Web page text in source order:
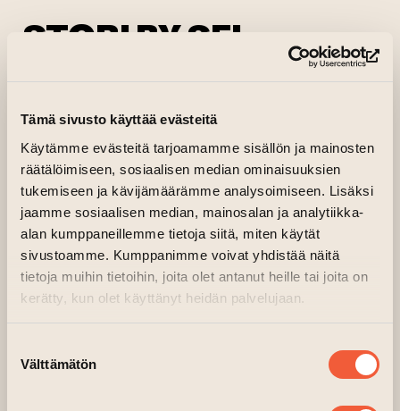
Tämä sivusto käyttää evästeitä
Käytämme evästeitä tarjoamamme sisällön ja mainosten
räätälöimiseen, sosiaalisen median ominaisuuksien
tukemiseen ja kävijämäärämme analysoimiseen. Lisäksi
jaamme sosiaalisen median, mainosalan ja analytiikka-
alan kumppaneillemme tietoja siitä, miten käytät
sivustoamme. Kumppanimme voivat yhdistää näitä
tietoja muihin tietoihin, joita olet antanut heille tai joita on
kerätty, kun olet käyttänyt heidän palvelujaan.
valinta
Välttämätön
STORI BY SFL
19.10.2023–20.10.2023 kl. 18.00—01.30
Main hall, Factory building
Organiser: stewforlife
An event space for brands, artists,
consumers, art and fashion lovers. This
is also a great opportunity to get to
know the true scene in Turku and find
some of the hardest, most underrated
art in this city. This event also allows
you to network and connect with like
minded individuals and possibly end up
creating art together during and after